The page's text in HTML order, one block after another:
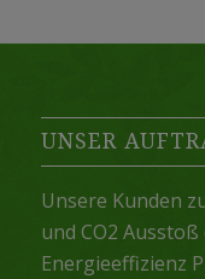
UNSER
Unsere Kunden
und CO2
Energieeffizienz